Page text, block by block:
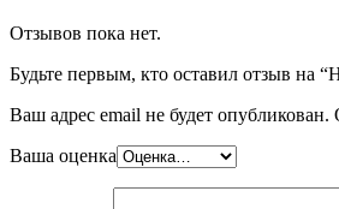
Отзывов пока нет.
Будьте первым, кто оставил отзыв на
Ваш адрес email не будет опубликован.
Ваша оценка